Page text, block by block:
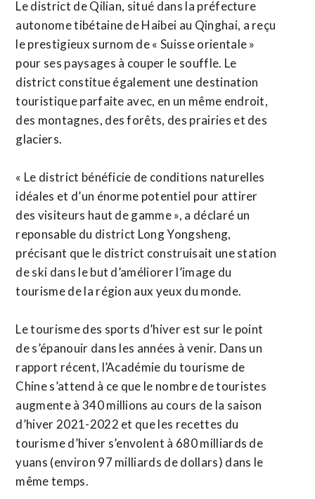
Le district de Qilian, situé dans la préfecture
autonome tibétaine de Haibei au Qinghai, a reçu
le prestigieux surnom de « Suisse orientale »
pour ses paysages à couper le souffle. Le
district constitue également une destination
touristique parfaite avec, en un même endroit,
des montagnes, des forêts, des prairies et des
glaciers.
« Le district bénéficie de conditions naturelles
idéales et d’un énorme potentiel pour attirer
des visiteurs haut de gamme », a déclaré un
reponsable du district Long Yongsheng,
précisant que le district construisait une station
de ski dans le but d’améliorer l’image du
tourisme de la région aux yeux du monde.
Le tourisme des sports d’hiver est sur le point
de s’épanouir dans les années à venir. Dans un
rapport récent, l’Académie du tourisme de
Chine s’attend à ce que le nombre de touristes
augmente à 340 millions au cours de la saison
d’hiver 2021-2022 et que les recettes du
tourisme d’hiver s’envolent à 680 milliards de
yuans (environ 97 milliards de dollars) dans le
même temps.